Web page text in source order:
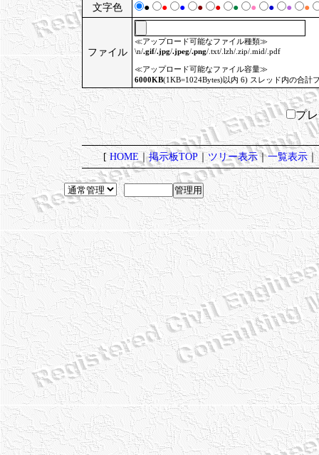
文字色 ● ● ● ● ● ● ● ● ● ●
ファイル
≪アップロード可能なファイル種類≫
\n/.gif/.jpg/.jpeg/.png/.txt/.lzh/.zip/.mid/.pdf
≪アップロード可能なファイル容量≫
6000KB(1KB=1024Bytes)以内 6) スレッド内の合計
プ
[HOME ｜掲示板TOP｜ツリー表示｜一覧表示｜